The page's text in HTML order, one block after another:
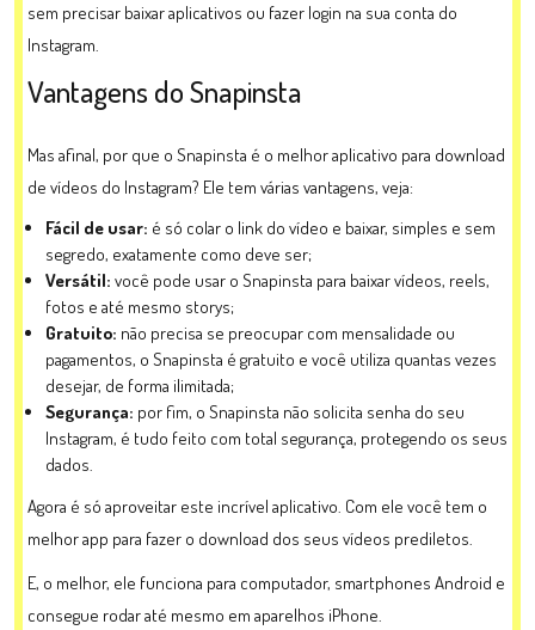
sem precisar baixar aplicativos ou fazer login na sua conta do
Instagram.
Vantagens do Snapinsta
Mas afinal, por que o Snapinsta é o melhor aplicativo para download
de vídeos do Instagram? Ele tem várias vantagens, veja:
Fácil de usar: é só colar o link do vídeo e baixar, simples e sem
segredo, exatamente como deve ser;
Versátil: você pode usar o Snapinsta para baixar vídeos, reels,
fotos e até mesmo storys;
Gratuito: não precisa se preocupar com mensalidade ou
pagamentos, o Snapinsta é gratuito e você utiliza quantas vezes
desejar, de forma ilimitada;
Segurança: por fim, o Snapinsta não solicita senha do seu
Instagram, é tudo feito com total segurança, protegendo os seus
dados.
Agora é só aproveitar este incrível aplicativo. Com ele você tem o
melhor app para fazer o download dos seus vídeos prediletos.
E, o melhor, ele funciona para computador, smartphones Android e
consegue rodar até mesmo em aparelhos iPhone.